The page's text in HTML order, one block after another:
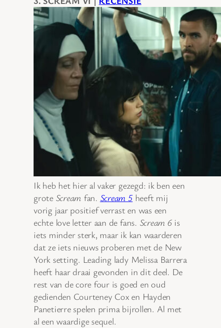
Ik heb het hier al vaker gezegd: ik ben een
grote Scream fan. Scream 5heeft mij
vorig jaar positief verrast en was een
echte love letter aan de fans. Scream 6is
iets minder sterk, maar ik kan waarderen
dat ze iets nieuws proberen met de New
York setting. Leading lady Melissa Barrera
heeft haar draai gevonden in dit deel. De
rest van de core four is goed en oud
gedienden Courteney Cox en Hayden
Panetierre spelen prima bijrollen. Al met
al een waardige sequel.